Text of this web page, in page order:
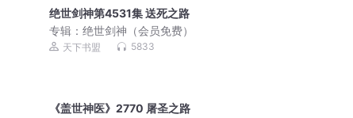
绝世剑神第4531集 送死之路
专辑：绝世剑神（会员免费）
天下书盟 5833
《盖世神医》2770 屠圣之路